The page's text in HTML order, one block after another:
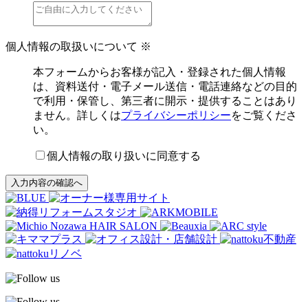
個人情報の取扱いについて ※
本フォームからお客様が記入・登録された個人情報
は、資料送付・電子メール送信・電話連絡などの目的
で利用・保管し、第三者に開示・提供することはあり
ません。詳しくはプライバシーポリシーをご覧くださ
い。
個人情報の取り扱いに同意する
入力内容の確認へ